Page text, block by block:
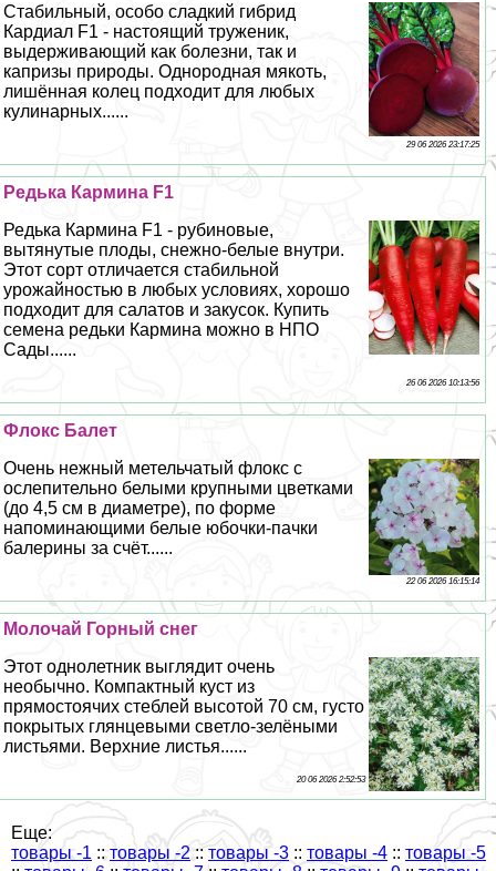
Стабильный, особо сладкий гибрид
Кардиал F1 - настоящий труженик,
выдерживающий как болезни, так и
капризы природы. Однородная мякоть,
лишённая колец подходит для любых
кулинарных......
29 06 2026 23:17:25
Редька Кармина F1
Редька Кармина F1 - рубиновые,
вытянутые плоды, снежно-белые внутри.
Этот сорт отличается стабильной
урожайностью в любых условиях, хорошо
подходит для салатов и закусок. Купить
семена редьки Кармина можно в НПО
Сады......
26 06 2026 10:13:56
Флокс Балет
Очень нежный метельчатый флокс с
ослепительно белыми крупными цветками
(до 4,5 см в диаметре), по форме
напоминающими белые юбочки-пачки
балерины за счёт......
22 06 2026 16:15:14
Молочай Горный снег
Этот однолетник выглядит очень
необычно. Компактный куст из
прямостоячих стeблей высотой 70 см, густо
покрытых глянцевыми светло-зелёными
листьями. Верхние листья......
20 06 2026 2:52:53
Еще:
товары -1 :: товары -2 :: товары -3 :: товары -4 :: товары -5